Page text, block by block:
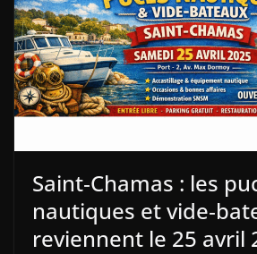
Saint‑Chamas : les
nautiques et
reviennent le 25 avril